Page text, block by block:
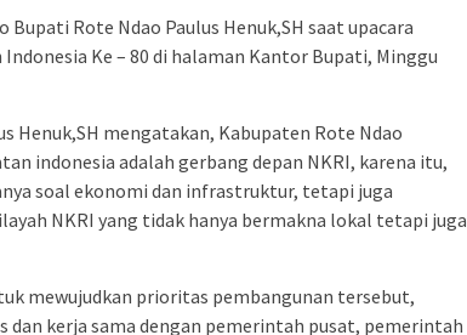
Rote Ndao Paulus Henuk,SH saat upacara
Ke – 80 di halaman Kantor Bupati, Minggu
Henuk,SH mengatakan, Kabupaten Rote Ndao
indonesia adalah gerbang depan NKRI, karena itu,
soal ekonomi dan infrastruktur, tetapi juga
NKRI yang tidak hanya bermakna lokal tetapi juga
mewujudkan prioritas pembangunan tersebut,
kerja sama dengan pemerintah pusat, pemerintah